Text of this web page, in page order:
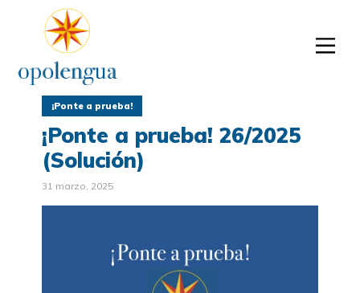
¡Ponte a prueba!
¡Ponte a prueba! 26/2025
(Solución)
31 marzo, 2025